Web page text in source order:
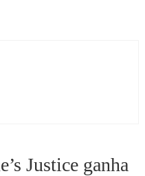
Justice ganha